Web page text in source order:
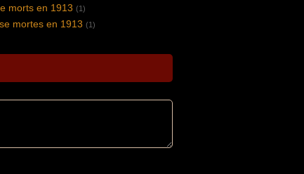
morts en 1913 (1)
mortes en 1913 (1)